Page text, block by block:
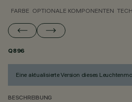
FARBE OPTIONALE KOMPONENTEN
Q896
Eine aktualisierte Version dieses
BESCHREIBUNG